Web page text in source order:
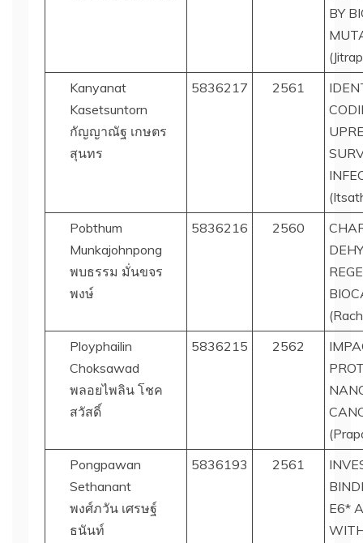
BY
Kanyanat
Kasetsuntorn
กัญญาณัฐ เกษตร
สุนทร
5836217 2561
Pobthum
Munkajohnpong
พบธรรม มั่นขจร
พงษ์
5836216 2560
Ployphailin
Choksawad
พลอยไพลิน โชค
สวัสดิ์
5836215 2562
Pongpawan
Sethanant
พงศ์ภวัน เศรษฐ์
ธนันท์
5836193 2561
E6*